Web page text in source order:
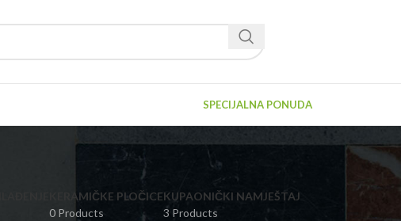
SPECIJALNA PONUDA
KERAMIČKE PLOČICE
0 Products
KUPAONIČKI NAMJEŠTAJ
3 Products